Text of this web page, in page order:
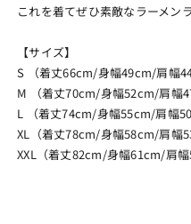
これを着てぜひ素敵なラーメン
【サイズ】
S （着丈66cm/身幅49cm/肩幅
M （着丈70cm/身幅52cm/肩幅
L （着丈74cm/身幅55cm/肩幅
XL（着丈78cm/身幅58cm/肩幅
XXL（着丈82cm/身幅61cm/肩幅